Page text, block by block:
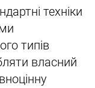
техніки
типів
власний